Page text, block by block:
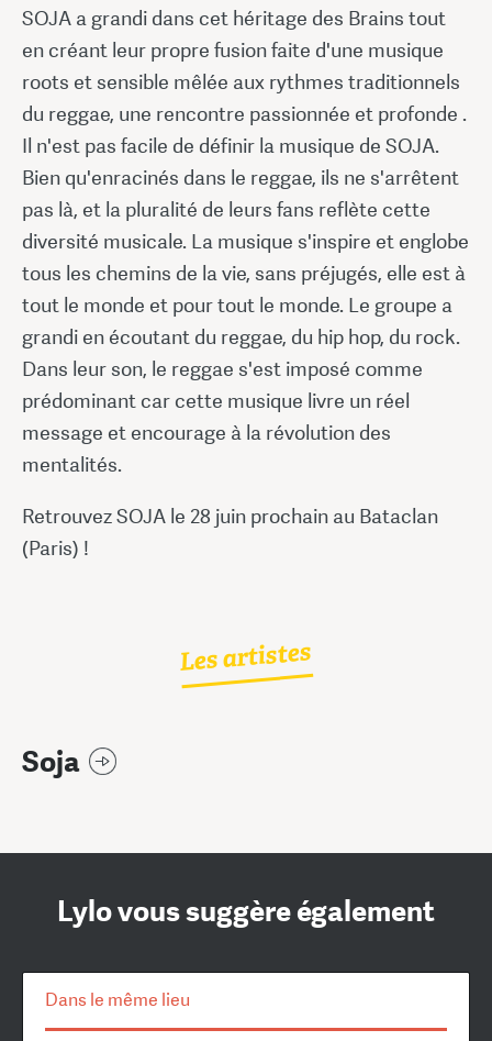
SOJA a grandi dans cet héritage des Brains tout
en créant leur propre fusion faite d'une musique
roots et sensible mêlée aux rythmes traditionnels
du reggae, une rencontre passionnée et profonde .
Il n'est pas facile de définir la musique de SOJA.
Bien qu'enracinés dans le reggae, ils ne s'arrêtent
pas là, et la pluralité de leurs fans reflète cette
diversité musicale. La musique s'inspire et englobe
tous les chemins de la vie, sans préjugés, elle est à
tout le monde et pour tout le monde. Le groupe a
grandi en écoutant du reggae, du hip hop, du rock.
Dans leur son, le reggae s'est imposé comme
prédominant car cette musique livre un réel
message et encourage à la révolution des
mentalités.
Retrouvez SOJA le 28 juin prochain au Bataclan
(Paris) !
Les artistes
Soja
Lylo vous suggère également
Dans le même lieu